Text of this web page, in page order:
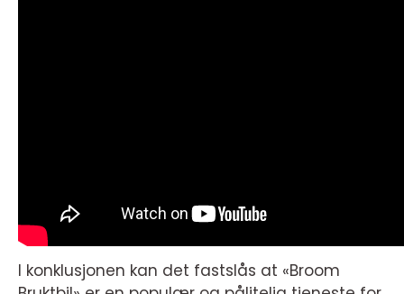
I konklusjonen kan det fastslås at «Broom